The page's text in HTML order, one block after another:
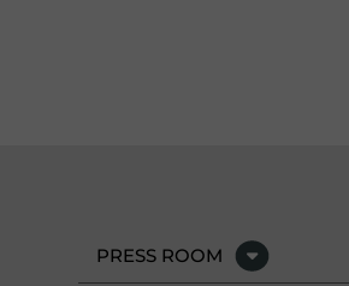
PRESS ROOM